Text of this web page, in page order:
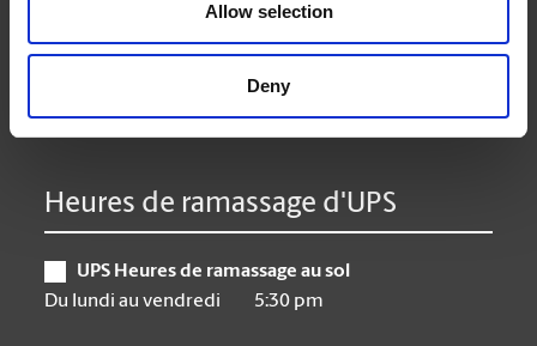
Allow selection
Deny
Vendredi
9:00 am - 6:30 pm
10:00 am - 3:00 pm
Dimanche
Closed
Heures de ramassage d'UPS
UPS Heures de ramassage au sol
Du lundi au vendredi
5:30 pm